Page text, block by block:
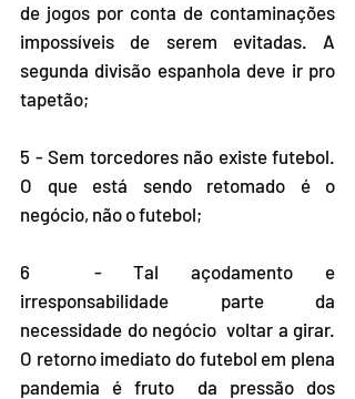
de jogos por conta de contaminações
impossíveis de serem evitadas. A
segunda divisão espanhola deve ir pro
tapetão;
5 - Sem torcedores não existe futebol.
O que está sendo retomado é o
negócio, não o futebol;
6  - Tal açodamento e
irresponsabilidade parte da
necessidade do negócio  voltar a girar.
O retorno imediato do futebol em plena
pandemia é fruto  da pressão dos